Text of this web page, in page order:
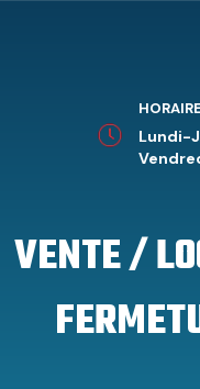
Lundi-
VENTE /